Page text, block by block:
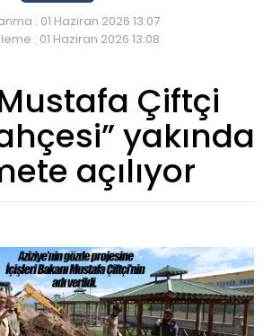
: 01 Haziran 2026 13:07
: 01 Haziran 2026 13:08
Çiftçi
yakında
açılıyor